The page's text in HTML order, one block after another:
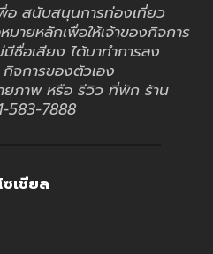
อ สนับสนุนการท่องเที่ยว
มายหลักเพื่อให้เจ้าของกิจการ
ชื่อเสียง ได้มาทำการลง
จการของตัวเอง
ยภาพ หรือ รีวิว ที่พัก ร้าน
583-7888
เชียล